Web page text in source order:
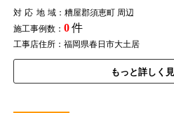
対応地域：糟屋郡須恵町 周辺
施工事例数： 0件
工事店住所：福岡県春日市大土居
もっと詳しく